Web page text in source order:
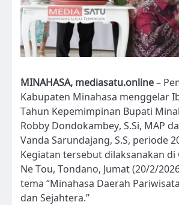
MINAHASA, mediasatu.online–
Kabupaten Minahasa menggelar
Tahun Kepemimpinan Bupati
Robby Dondokambey, S.Si, MAP
Vanda Sarundajang, S.S, periode
Kegiatan tersebut dilaksanakan di
Ne Tou, Tondano, Jumat (20/2/
tema “Minahasa Daerah
dan Sejahtera.”